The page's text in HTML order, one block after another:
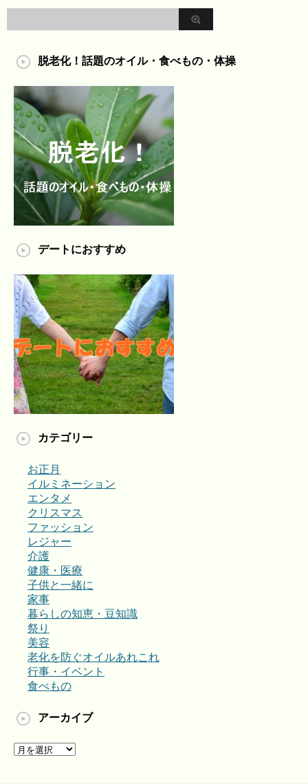
脱老化！話題のオイル・食べもの・体操
デートにおすすめ
カテゴリー
お正月
イルミネーション
エンタメ
クリスマス
ファッション
レジャー
介護
健康・医療
子供と一緒に
家事
暮らしの知恵・豆知識
祭り
美容
老化を防ぐオイルあれこれ
行事・イベント
食べもの
アーカイブ
ア